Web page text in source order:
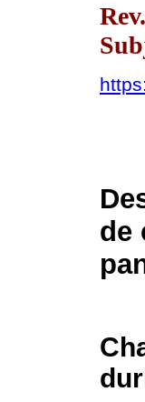
Rev.
de